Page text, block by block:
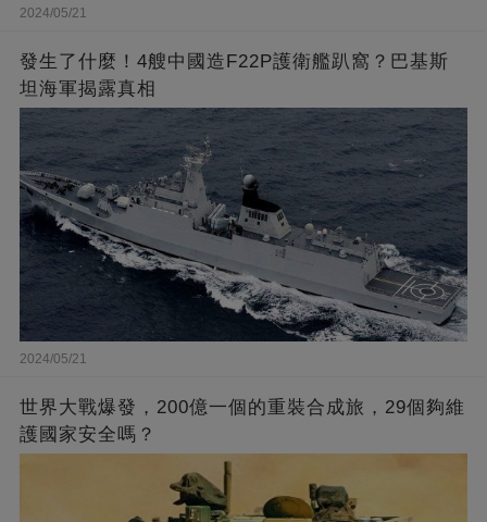
2024/05/21
發生了什麼！4艘中國造F22P護衛艦趴窩？巴基斯
坦海軍揭露真相
2024/05/21
世界大戰爆發，200億一個的重裝合成旅，29個夠維
護國家安全嗎？